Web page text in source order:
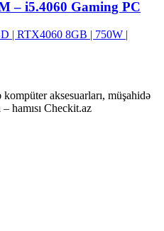
– i5.4060 Gaming PC
| RTX4060 8GB | 750W |
aksesuarları, müşahidə
hamısı Checkit.az